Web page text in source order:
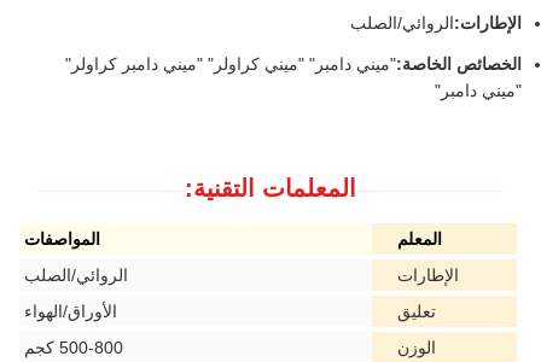
الإطارات:الروائي/الصلب
الخصائص الخاصة:"ميني دامبر" "ميني كراولر" "ميني دامبر كراولر"
"ميني دامبر"
المعلمات التقنية:
المعلم
المواصفات
الإطارات
الروائي/الصلب
تعليق
الأوراق/الهواء
الوزن
500-800 كجم